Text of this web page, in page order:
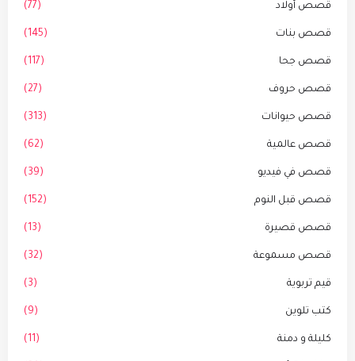
قصص أولاد (77)
قصص بنات (145)
قصص جحا (117)
قصص حروف (27)
قصص حيوانات (313)
قصص عالمية (62)
قصص في فيديو (39)
قصص قبل النوم (152)
قصص قصيرة (13)
قصص مسموعة (32)
قيم تربوية (3)
كتب تلوين (9)
كليلة و دمنة (11)